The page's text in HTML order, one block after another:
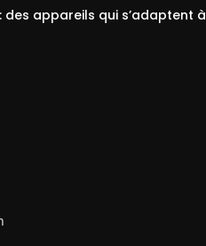
appareils qui s’adaptent à